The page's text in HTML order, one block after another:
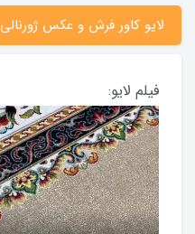
لایو کاور فرش و عکس ژورنالی
فیلم لایو: